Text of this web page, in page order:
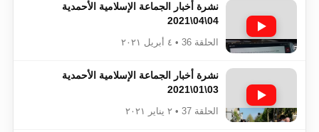
نشرة أخبار الجماعة الإسلامية الأحمدية
04\04\2021
الحلقة 36 • ٤ أبريل ٢٠٢١
نشرة أخبار الجماعة الإسلامية الأحمدية
03\01\2021
الحلقة 37 • ٢ يناير ٢٠٢١